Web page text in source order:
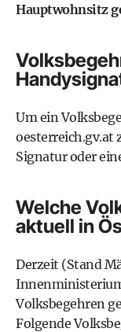
Hauptwohnsitz
Um ein
oesterreich.gv.at
Signaturoder
Welche
aktuell in
Derzeit (Stand
Volksbegehren
Folgende